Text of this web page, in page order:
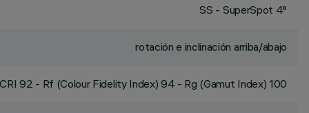
SS - SuperSpot 4°
rotación e inclinación arriba/abajo
CRI92 - Rf (Colour Fidelity Index) 94 - Rg (Gamut Index) 100